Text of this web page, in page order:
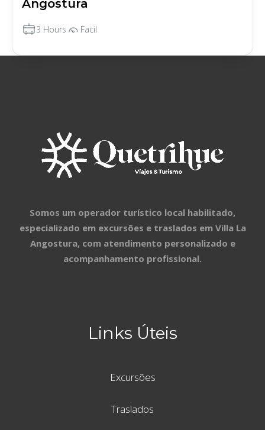
Angostura
3 Hours Facil
Somos um operador turístico local habilitado,
especializado em excursões e traslados em Villa La
Angostura, com atendimento personalizado e
acompanhamento profissional.
Links Úteis
Excursões
Traslados